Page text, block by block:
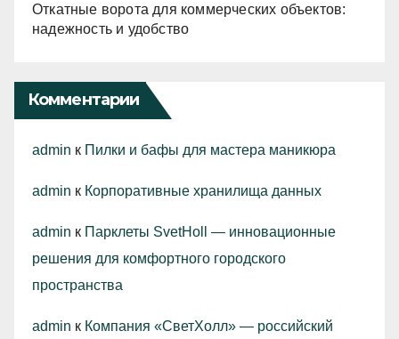
Откатные ворота для коммерческих объектов:
надежность и удобство
Комментарии
admin к Пилки и бафы для мастера маникюра
admin к Корпоративные хранилища данных
admin к Парклеты SvetHoll — инновационные
решения для комфортного городского
пространства
admin к Компания «СветХолл» — российский